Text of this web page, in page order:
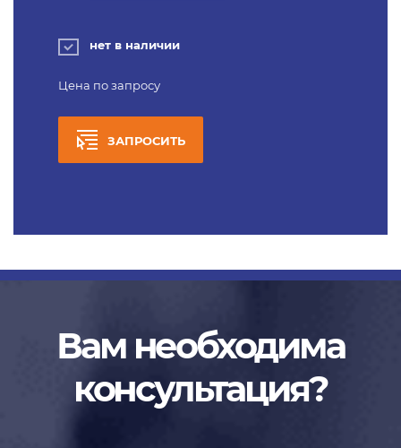
нет в наличии
Цена по запросу
ЗАПРОСИТЬ
Вам необходима
консультация?